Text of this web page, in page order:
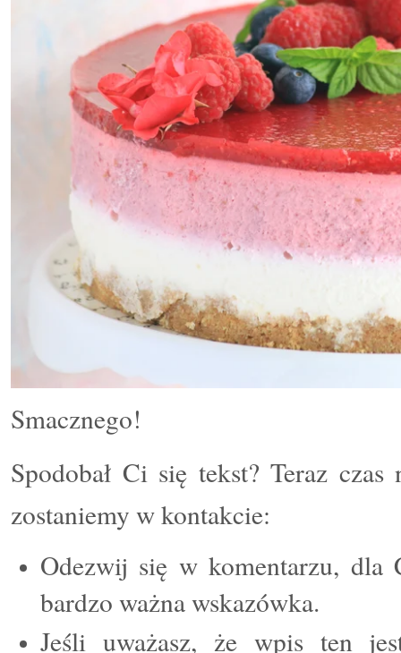
Smacznego!
Spodobał Ci się tekst? Teraz
zostaniemy w kontakcie:
Odezwij się w komentarzu,
bardzo ważna wskazówka.
Jeśli uważasz, że wpis ten